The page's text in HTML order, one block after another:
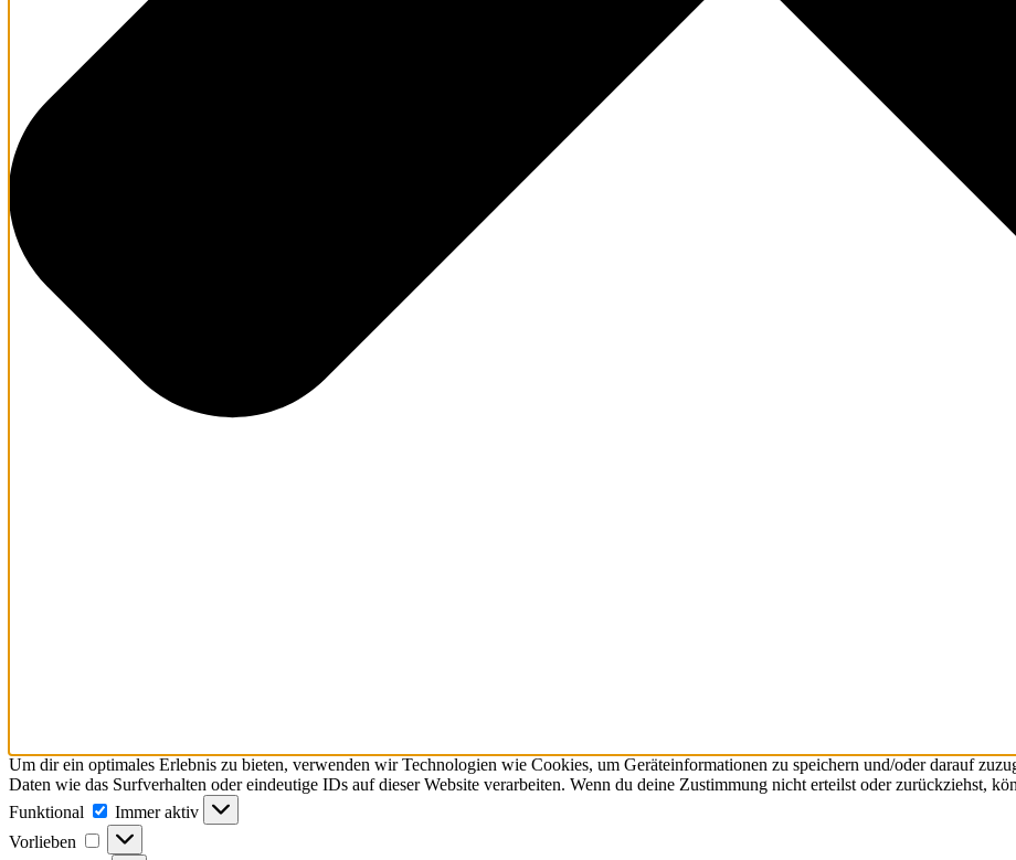
Um dir ein optimales Erlebnis zu bieten, verwenden wir Technologien wie Cookies, um Geräteinformationen zu speichern und/oder darauf
Daten wie das Surfverhalten oder eindeutige IDs auf dieser Website verarbeiten. Wenn du deine Zustimmung nicht erteilst oder zurückziehst,
Funktional
Immer aktiv
Vorlieben